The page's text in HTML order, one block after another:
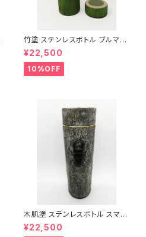
竹塗 ステンレスボトル ブルマイ
スターツヤクワガタ｜漆加飾ス
テンレスボトル
¥22,500
10%OFF
木肌塗 ステンレスボトル スマト
ラオオヒラタクワガタ｜漆加飾ス
テンレスボトル
¥22,500